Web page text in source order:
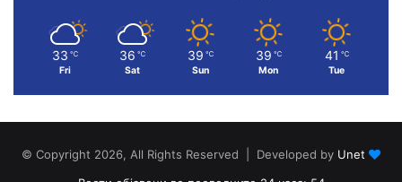
33 ℃
Fri
36 ℃
Sat
39 ℃
Sun
39 ℃
Mon
41 ℃
Tue
© Copyright 2026, All Rights Reserved | Developed by Unet